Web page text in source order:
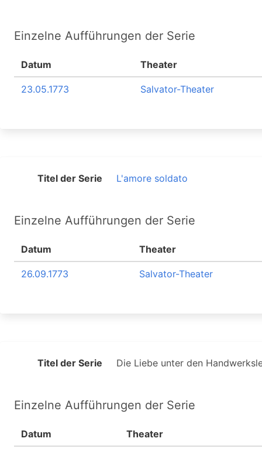
Einzelne Aufführungen der Serie
Datum Theater
23.05.1773 Salvator-Theater
Titel der Serie L'amore soldato
Einzelne Aufführungen der Serie
Datum Theater
26.09.1773 Salvator-Theater
Titel der Serie Die Liebe unter den
Einzelne Aufführungen der Serie
Datum Theater